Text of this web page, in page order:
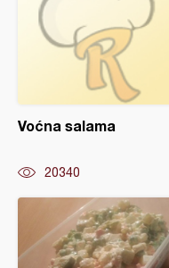
Voćna salama
20340